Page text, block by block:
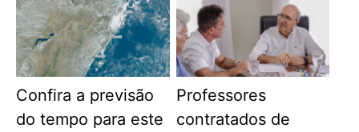
Confira a previsão
do tempo para este
Professores
contratados de